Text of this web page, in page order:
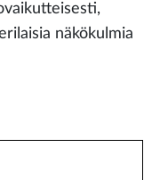
näkökulmia